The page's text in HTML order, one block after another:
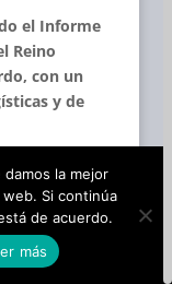
el Informe
Reino
con un
y de
29 de marzo
. Este país
hecho en un
marzo de
artículo 50
la mejor
Si continúa
de acuerdo.
más